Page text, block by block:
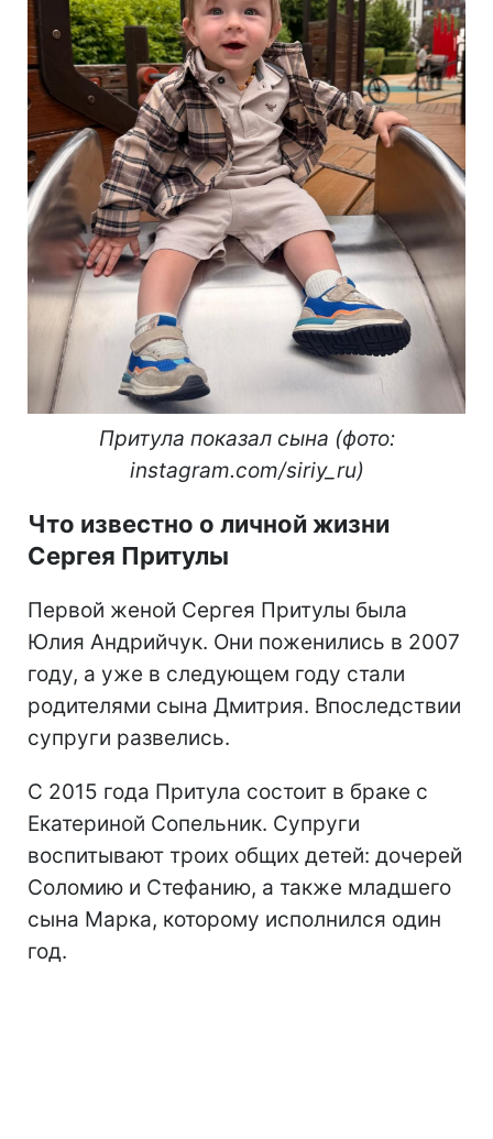
Притула показал сына (фото:
instagram.com/siriy_ru)
Что известно о личной жизни
Сергея Притулы
Первой женой Сергея Притулы была
Юлия Андрийчук. Они поженились в 2007
году, а уже в следующем году стали
родителями сына Дмитрия. Впоследствии
супруги развелись.
С 2015 года Притула состоит в браке с
Екатериной Сопельник. Супруги
воспитывают троих общих детей: дочерей
Соломию и Стефанию, а также младшего
сына Марка, которому исполнился один
год.